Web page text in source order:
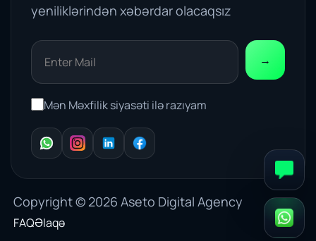
yeniliklərindən xəbərdar olacaqsız
→
Mən Məxfilik siyasəti ilə razıyam
WhatsApp
InstagramLinkedInFacebook
Copyright © 2026 Aseto Digital Agency
FAQƏlaqə